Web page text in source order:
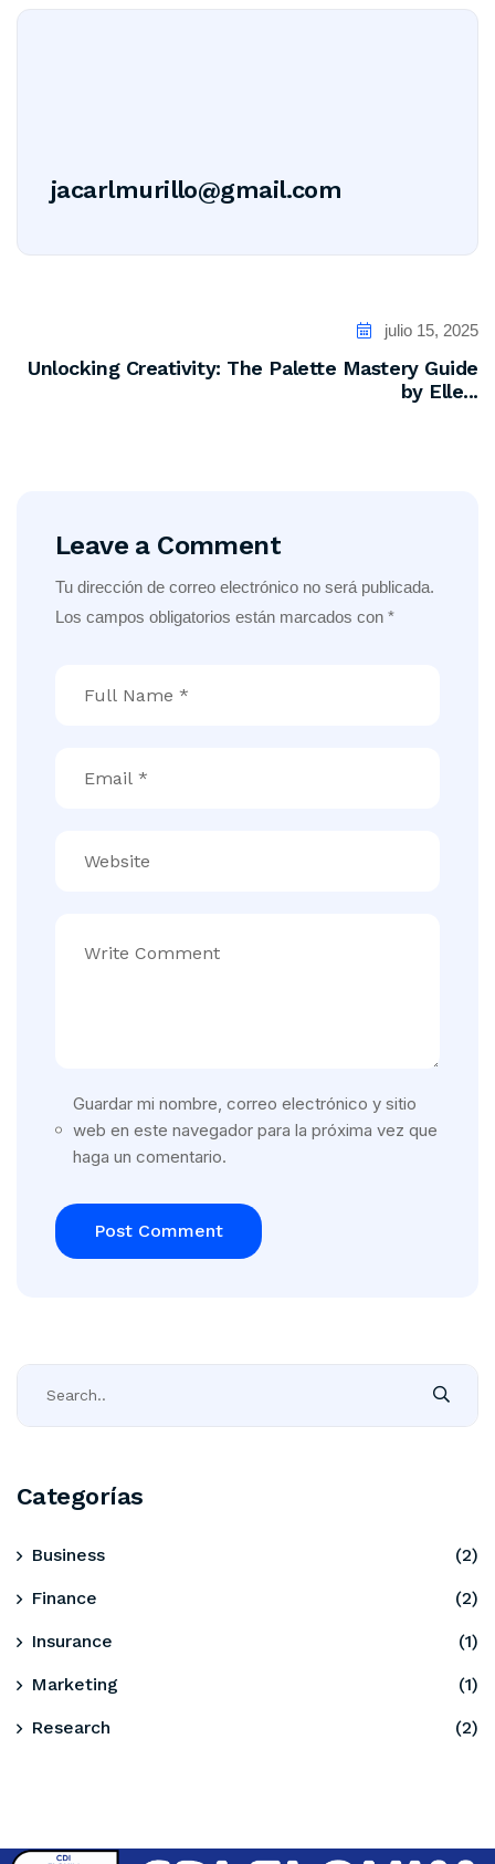
jacarlmurillo@gmail.com
julio 15, 2025
Unlocking Creativity: The Palette Mastery Guide
by Elle...
Leave a Comment
Tu dirección de correo electrónico no será publicada.
Los campos obligatorios están marcados con *
Guardar mi nombre, correo electrónico y sitio
web en este navegador para la próxima vez que
haga un comentario.
Categorías
Business (2)
Finance (2)
Insurance (1)
Marketing (1)
Research (2)